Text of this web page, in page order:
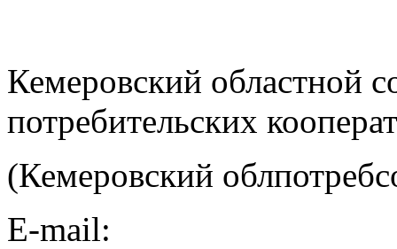
Кемеровский областной
потребительских
(Кемеровский
E-mail: